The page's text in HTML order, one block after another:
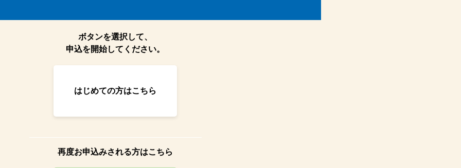
ボタンを選択して、
申込を開始してください。
はじめての方はこちら
再度お申込みされる方はこちら